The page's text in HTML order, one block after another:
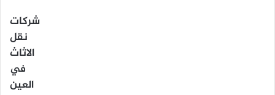
شركات
نقل
الاثاث
في
العين